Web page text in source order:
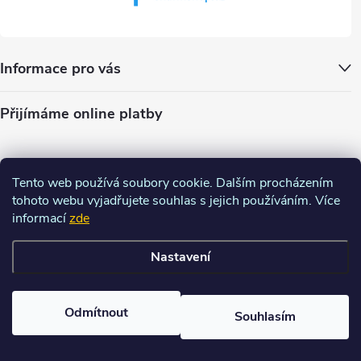
Tento web používá soubory cookie. Dalším procházením
tohoto webu vyjadřujete souhlas s jejich používáním. Více
informacízde
Nastavení
Odmítnout Souhlasím
Informace pro vás
Přijímáme online platby
nastavení cookies